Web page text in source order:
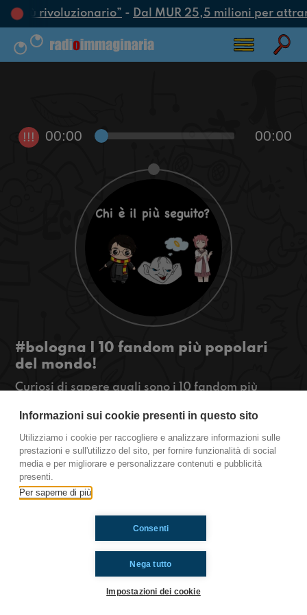
più rivoluzionario”- Dal MUR 25,5 milioni per
!!! 00:00 00:00
#bologna I 10 fandom più popolari
del mondo!
Curiosi di sapere quali sono i 10 fandom più
fatte dai fan? Ascoltate la puntata per scoprirlo!
#OkkinSu www.radioimmaginaria.it
Bologna
Informazioni sui cookie presenti in questo sito
Utilizziamo i cookie per raccogliere e analizzare informazioni sulle
prestazioni e sull'utilizzo del sito, per fornire funzionalità di social
media e per migliorare e personalizzare contenuti e pubblicità
presenti.
Per saperne di più
Nega tutto
Consenti
Impostazioni dei cookie